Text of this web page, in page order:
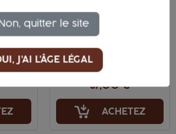
Toscana
Nocchianello
37,00 €
ACHETEZ
Non, quitter le site
J'AI L'ÂGE LÉGAL